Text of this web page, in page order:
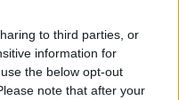
to third parties, or
information for
the below opt-out
note that after your